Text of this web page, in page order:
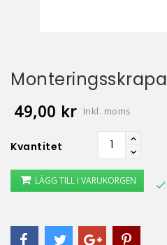
Monteringsskrapa
49,00 kr Inkl. moms
Kvantitet
LÄGG TILL I VARUKORGEN 